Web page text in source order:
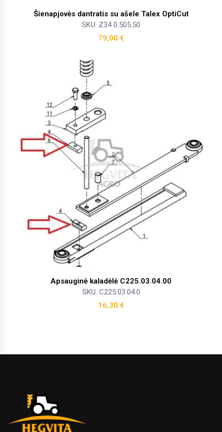
Šienapjovės dantratis su ašele Talex OptiCut
SKU: Z34 0.505.50
79,00 €
Apsauginė kaladėlė C225.03.04.00
SKU: C225.03.04.0
16,30 €